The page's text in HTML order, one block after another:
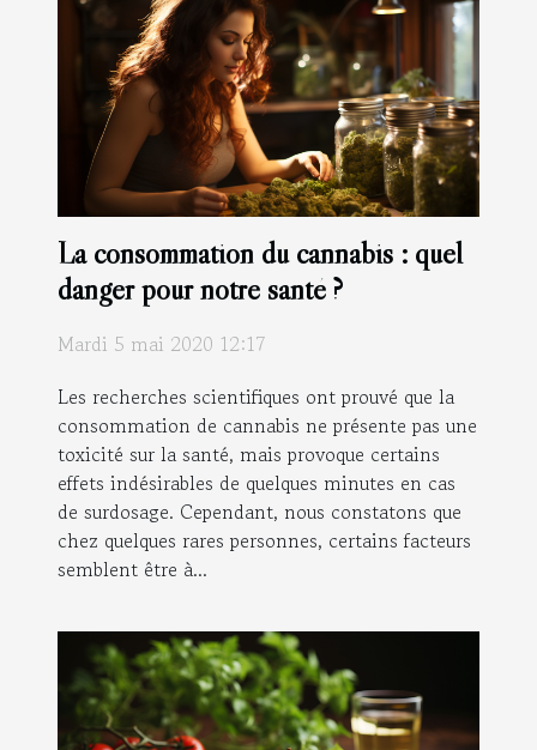
La consommation du cannabis : quel
danger pour notre santé ?
Mardi 5 mai 2020 12:17
Les recherches scientifiques ont prouvé que la
consommation de cannabis ne présente pas une
toxicité sur la santé, mais provoque certains
effets indésirables de quelques minutes en cas
de surdosage. Cependant, nous constatons que
chez quelques rares personnes, certains facteurs
semblent être à...